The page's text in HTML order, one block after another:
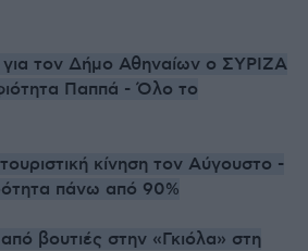
τον Δήμο Αθηναίων ο ΣΥΡΙΖΑ
Παππά - Όλο το
κίνηση τον Αύγουστο -
πάνω από 90%
βουτιές στην «Γκιόλα» στη